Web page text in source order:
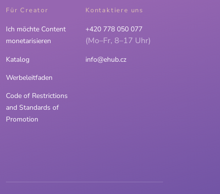
Für Creator
Ich möchte Content
monetarisieren
Katalog
Werbeleitfaden
Code of Restrictions
and Standards of
Promotion
Kontaktiere uns
+420 778 050 077
(Mo–Fr, 8–17 Uhr)
info@ehub.cz